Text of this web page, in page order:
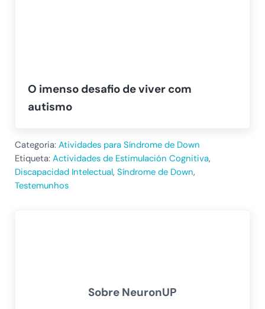
O imenso desafio de viver com
autismo
Categoria: Atividades para Síndrome de Down
Etiqueta: Actividades de Estimulación Cognitiva,
Discapacidad Intelectual, Síndrome de Down,
Testemunhos
Sobre NeuronUP